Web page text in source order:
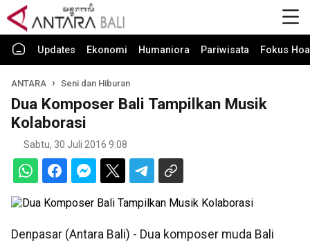
Updates Ekonomi Humaniora Pariwisata Fokus
ANTARA Seni dan Hiburan
Dua Komposer Bali Tampilkan Musik
Kolaborasi
Sabtu, 30 Juli 2016 9:08
Denpasar (Antara Bali) - Dua komposer muda Bali